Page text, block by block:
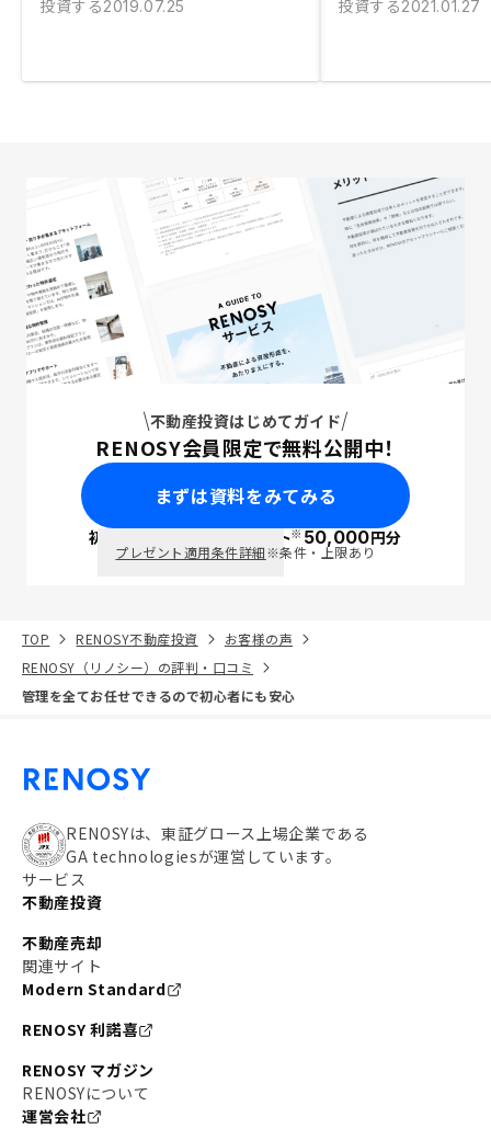
投資する2019.07.25
投資する2021.01.27
不動産投資はじめてガイド
RENOSY会員限定で無料公開中！
まずは資料をみてみる
初回面談で ポイント※50,000円分
プレゼント適用条件詳細※条件・上限あり
TOP RENOSY不動産投資
お客様の声
RENOSY（リノシー）の評判・口コミ
管理を全てお任せできるので初心者にも安心
RENOSYは、東証グロース上場企業である
GA technologiesが運営しています。
サービス
不動産投資
不動産売却
関連サイト
Modern Standard
RENOSY 利諾喜
RENOSY マガジン
RENOSYについて
運営会社